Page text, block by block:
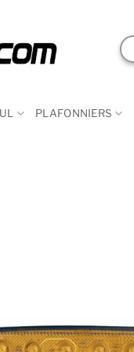
PLAFONNIERS